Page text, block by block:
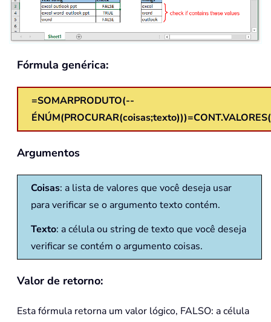
Fórmula genérica:
=SOMARPRODUTO(--
Argumentos
Coisas: a lista de valores que você deseja usar
para verificar se o argumento texto contém.
Texto: a célula ou string de texto que você deseja
verificar se contém o argumento coisas.
Valor de retorno:
Esta fórmula retorna um valor lógico, FALSO: a célula